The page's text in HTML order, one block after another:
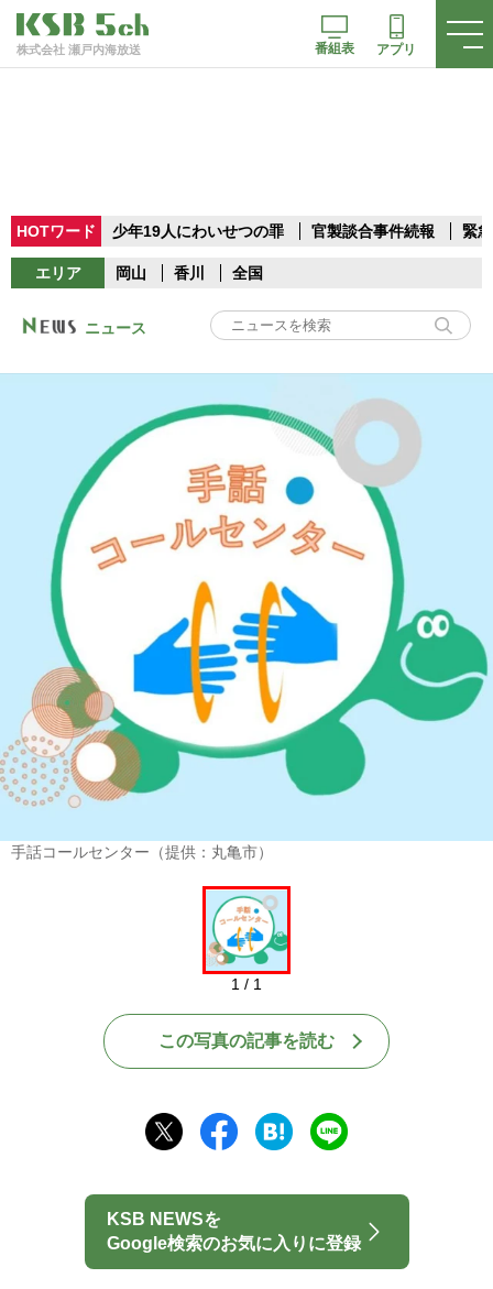
株式会社 瀬戸内海放送 番組表 アプリ
HOTワード 少年19人にわいせつの罪 官製談合事件続報 緊
エリア 岡山 香川 全国
ニュース
手話コールセンター（提供：丸亀市）
1 / 1
この写真の記事を読む
KSB NEWSを
Google検索のお気に入りに登録